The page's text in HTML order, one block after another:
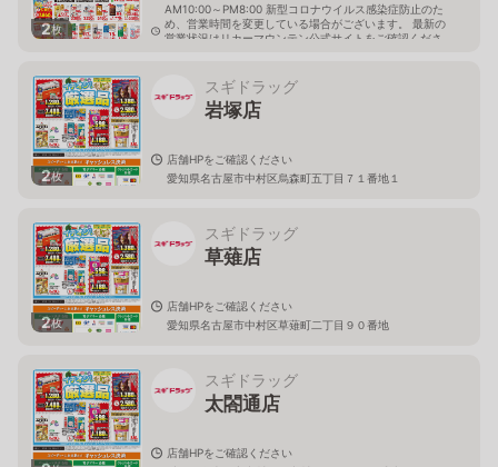
2枚
AM10:00～PM8:00 新型コロナウイルス感染症防止のた
め、営業時間を変更している場合がございます。 最新の
営業状況はリカーマウンテン公式サイトをご確認くださ
2枚
スギドラッグ
岩塚店
店舗HPをご確認ください
愛知県名古屋市中村区烏森町五丁目７１番地１
2枚
スギドラッグ
草薙店
店舗HPをご確認ください
愛知県名古屋市中村区草薙町二丁目９０番地
スギドラッグ
太閤通店
店舗HPをご確認ください